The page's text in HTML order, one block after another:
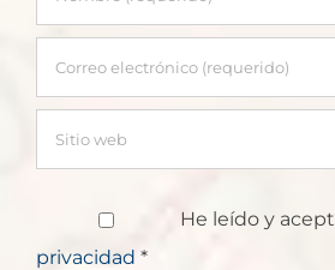
He leído y
privacidad *